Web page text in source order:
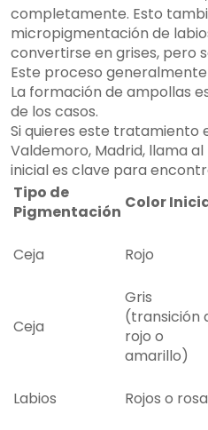
completamente. Esto
micropigmentación de
convertirse en grises, pero
Este proceso
La formación de ampollas
de los casos.
Si quieres este tratamiento
Valdemoro, Madrid, llama al
inicial es clave para
Tipo de
Pigmentación Color
Ceja Rojo
Ceja
Gris
(transición
rojo o
amarillo)
Labios Rojos o